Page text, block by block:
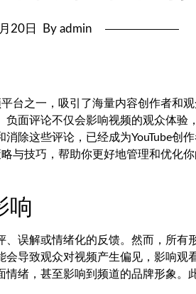
20日 By admin
台之一，吸引了海量内容创作者和
面评论不仅会影响视频的观众体验
除这些评论，已经成为YouTube创
与技巧，帮助你更好地管理和优化
响
误解或情绪化的反馈。然而，所有
导致观众对视频产生偏见，影响观
绪，甚至影响到频道的品牌形象。